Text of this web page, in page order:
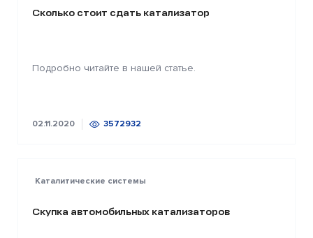
Сколько стоит сдать катализатор
Подробно читайте в нашей статье.
02.11.2020 3572932
Каталитические системы
Скупка автомобильных катализаторов